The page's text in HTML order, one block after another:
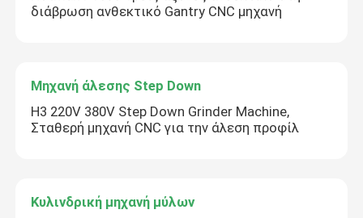
διάβρωση ανθεκτικό Gantry CNC μηχανή
Μηχανή άλεσης Step Down
H3 220V 380V Step Down Grinder Machine,
Σταθερή μηχανή CNC για την άλεση προφίλ
Κυλινδρική μηχανή μύλων